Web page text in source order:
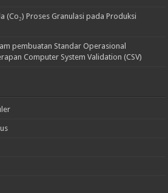
(Co₂) Proses Granulasi pada Produksi
pembuatan Standar Operasional
Computer System Validation (CSV)